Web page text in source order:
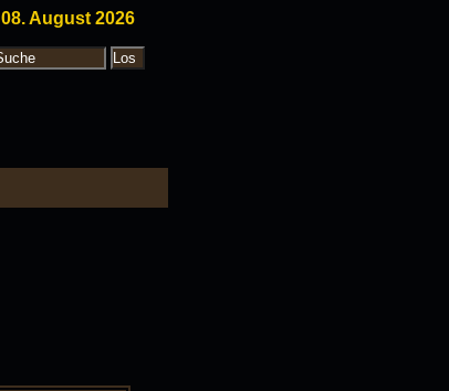
08. August 2026